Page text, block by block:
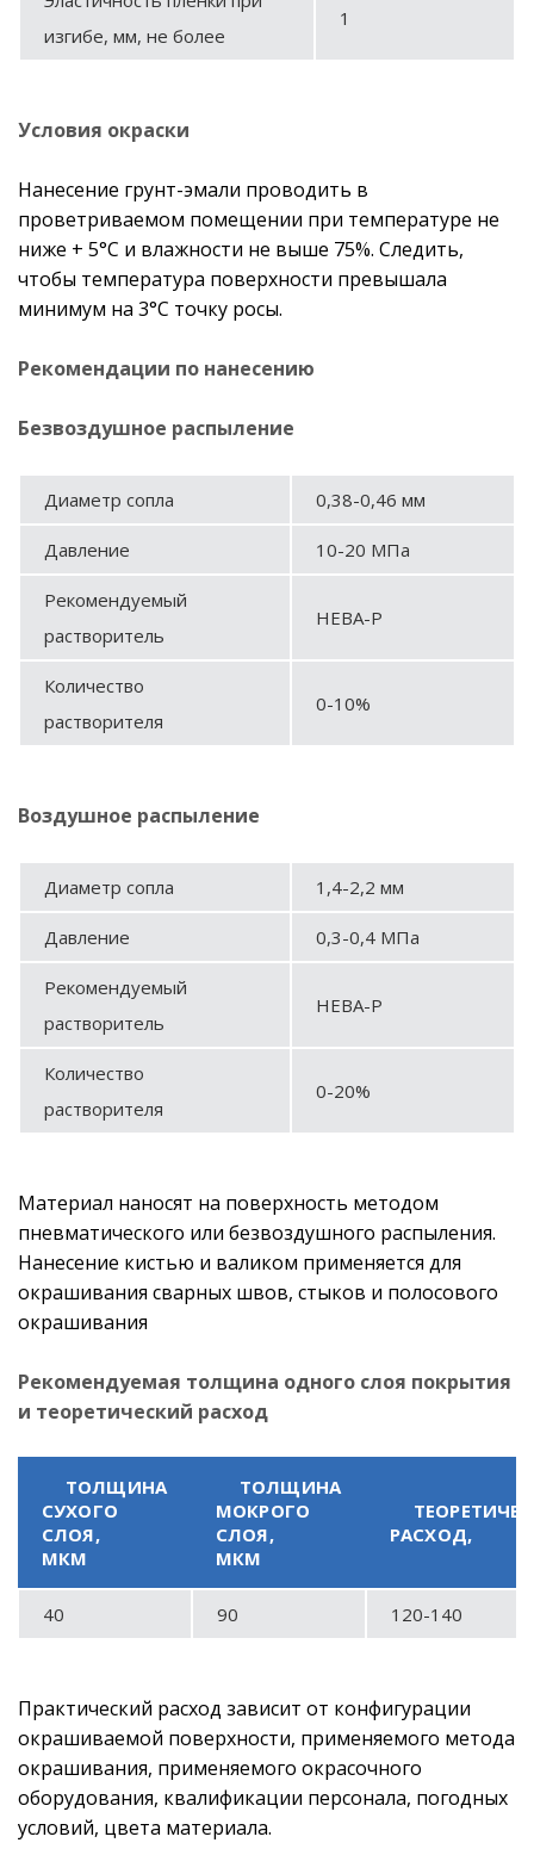
изгибе, мм, не более
1
Условия окраски
Нанесение грунт-эмали проводить в
проветриваемом помещении при температуре не
ниже + 5°С и влажности не выше 75%. Следить,
чтобы температура поверхности превышала
минимум на 3°С точку росы.
Рекомендации по нанесению
Безвоздушное распыление
Диаметр сопла 0,38-0,46 мм
Давление 10-20 МПа
Рекомендуемый
растворитель
НЕВА-Р
Количество
растворителя
0-10%
Воздушное распыление
Диаметр сопла 1,4-2,2 мм
Давление 0,3-0,4 МПа
Рекомендуемый
растворитель
НЕВА-Р
Количество
растворителя
0-20%
Материал наносят на поверхность методом
пневматического или безвоздушного распыления.
Нанесение кистью и валиком применяется для
окрашивания сварных швов, стыков и полосового
окрашивания
Рекомендуемая толщина одного слоя покрытия
и теоретический расход
ТОЛЩИНА
СУХОГО
СЛОЯ,
МКМ
ТОЛЩИНА
МОКРОГО
СЛОЯ,
МКМ
РАСХОД,
40 90 120-140
Практический расход зависит от конфигурации
окрашиваемой поверхности, применяемого метода
окрашивания, применяемого окрасочного
оборудования, квалификации персонала, погодных
условий, цвета материала.